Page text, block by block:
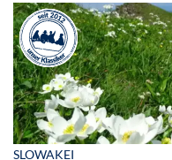
SLOWAKEI